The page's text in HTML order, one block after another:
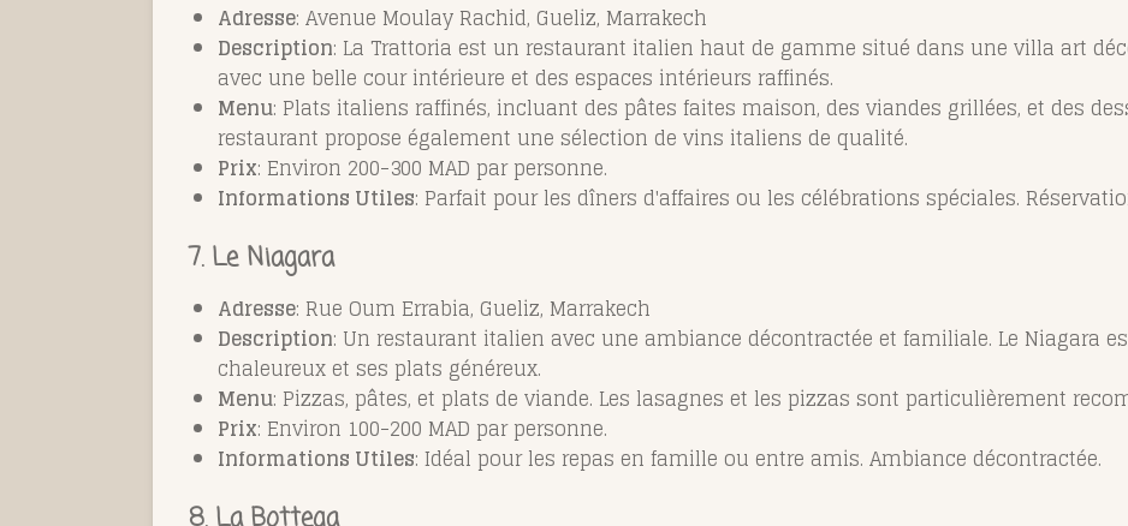
Adresse: Avenue Moulay Rachid, Gueliz, Marrakech
Description: La Trattoria est un restaurant italien haut de gamme situé dans une villa art
avec une belle cour intérieure et des espaces intérieurs raffinés.
Menu: Plats italiens raffinés, incluant des pâtes faites maison, des viandes grillées, et des
restaurant propose également une sélection de vins italiens de qualité.
Prix: Environ 200-300 MAD par personne.
Informations Utiles: Parfait pour les dîners d'affaires ou les célébrations spéciales.
7. Le Niagara
Adresse: Rue Oum Errabia, Gueliz, Marrakech
Description: Un restaurant italien avec une ambiance décontractée et familiale. Le Niagara
chaleureux et ses plats généreux.
Menu: Pizzas, pâtes, et plats de viande. Les lasagnes et les pizzas sont particulièrement
Prix: Environ 100-200 MAD par personne.
Informations Utiles: Idéal pour les repas en famille ou entre amis. Ambiance décontractée.